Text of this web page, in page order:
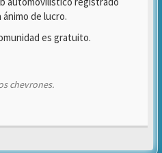
de lucro.
es gratuito.
chevrones.